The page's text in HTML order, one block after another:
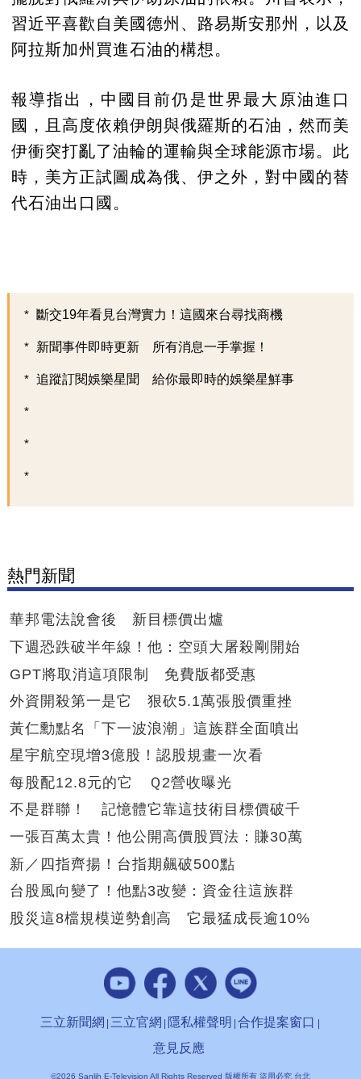
習近平喜歡自美國德州、路易斯安那州，以及
阿拉斯加州買進石油的構想。
報導指出，中國目前仍是世界最大原油進口
國，且高度依賴伊朗與俄羅斯的石油，然而美
伊衝突打亂了油輪的運輸與全球能源市場。此
時，美方正試圖成為俄、伊之外，對中國的替
代石油出口國。
斷交19年看見台灣實力！這國來台尋找商機
新聞事件即時更新 所有消息一手掌握！
追蹤訂閱娛樂星聞 給你最即時的娛樂星鮮事
熱門新聞
華邦電法說會後 新目標價出爐
下週恐跌破半年線！他：空頭大屠殺剛開始
GPT將取消這項限制 免費版都受惠
外資開殺第一是它 狠砍5.1萬張股價重挫
黃仁勳點名「下一波浪潮」這族群全面噴出
星宇航空現增3億股！認股規畫一次看
每股配12.8元的它 Ｑ2營收曝光
不是群聯！ 記憶體它靠這技術目標價破千
一張百萬太貴！他公開高價股買法：賺30萬
新／四指齊揚！台指期飆破500點
台股風向變了！他點3改變：資金往這族群
股災這8檔規模逆勢創高 它最猛成長逾10%
三立新聞網 三立官網 隱私權聲明 合作提案窗口
意見反應
©2026 Sanlih E-Television All Rights Reserved 版權所有 盜用必究 台北